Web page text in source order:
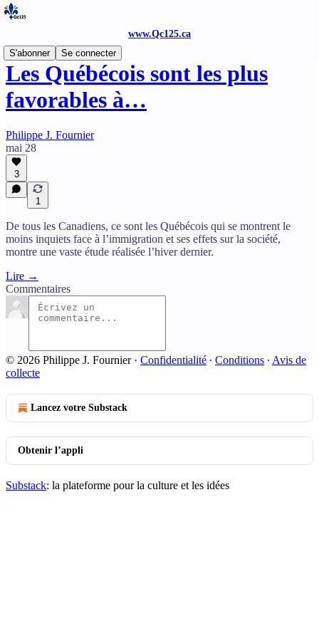
www.Qc125.ca
S'abonner
Se connecter
Les Québécois sont les plus
favorables à…
Philippe J. Fournier
mai 28
3
1
De tous les Canadiens, ce sont les Québécois qui se montrent le
moins inquiets face à l’immigration et ses effets sur la société,
montre une vaste étude réalisée l’hiver dernier.
Lire →
Commentaires
© 2026 Philippe J. Fournier· Confidentialité ∙ Conditions ∙ Avis de
collecte
Lancez votre Substack
Obtenir l’appli
Substack: la plateforme pour la culture et les idées